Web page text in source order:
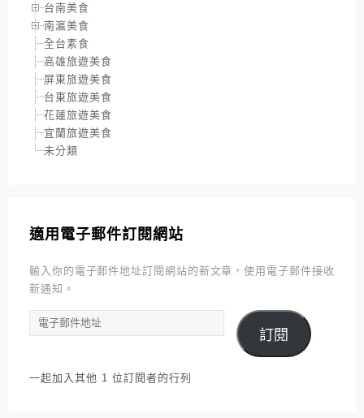
台南美食
南瀛美食
全台素食
高雄旅遊美食
屏東旅遊美食
台東旅遊美食
花蓮旅遊美食
宜蘭旅遊美食
未分類
適用電子郵件訂閱網站
輸入你的電子郵件地址訂閱網站的新文章，使用電子郵件接收
新通知。
電
子
件
訂閱
一起加入其他 1 位訂閱者的行列